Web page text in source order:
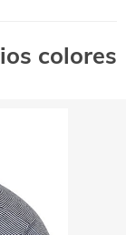
colores